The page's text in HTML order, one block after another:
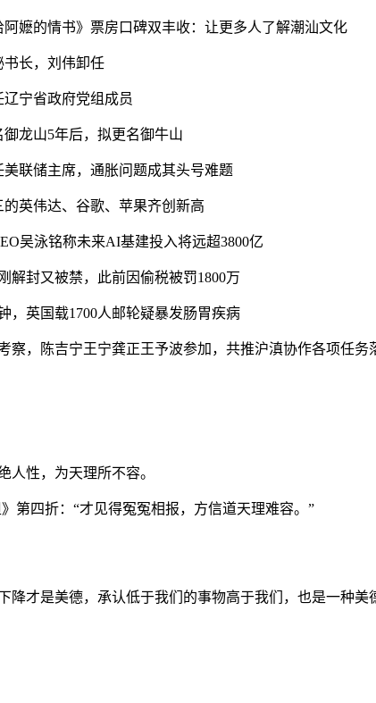
嬷的情书》票房口碑双丰收：让更多人了解潮汕文化
书长，刘伟卸任
宁省政府党组成员
龙山5年后，拟更名御牛山
联储主席，通胀问题成其头号难题
英伟达、谷歌、苹果齐创新高
吴泳铭称未来AI基建投入将远超3800亿
解封又被禁，此前因偷税被罚1800万
，英国载1700人邮轮疑暴发肠胃疾病
察，陈吉宁王宁龚正王予波参加，共推沪滇协作各项任务
人性，为天理所不容。
第四折：“才见得冤冤相报，方信道天理难容。”
降才是美德，承认低于我们的事物高于我们，也是一种